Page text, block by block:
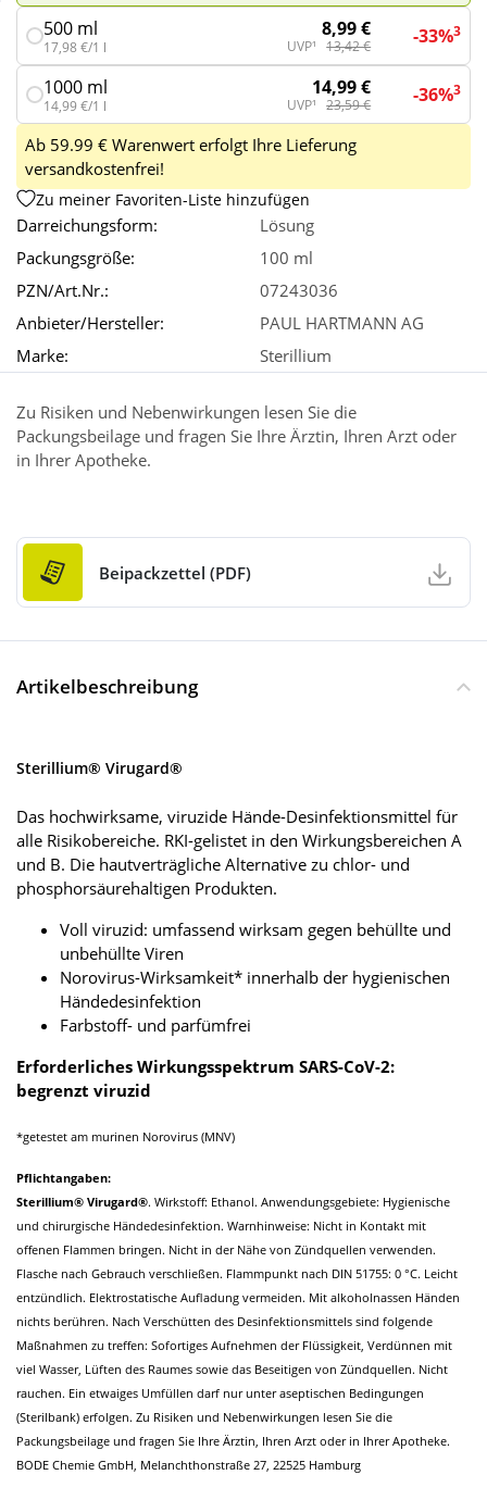
500 ml
17,98 €/1 l
8,99 €
UVP¹ 13,42 € -33%3
1000 ml
14,99 €/1 l
14,99 €
UVP¹ 23,59 € -36%3
Ab 59.99 € Warenwert erfolgt Ihre Lieferung
versandkostenfrei!
Zu meiner Favoriten-Liste hinzufügen
Darreichungsform:
Lösung
Packungsgröße:
100 ml
PZN/Art.Nr.:
07243036
Anbieter/Hersteller:
PAUL HARTMANN AG
Marke:
Sterillium
Zu Risiken und Nebenwirkungen lesen Sie die
Packungsbeilage und fragen Sie Ihre Ärztin, Ihren Arzt oder
in Ihrer Apotheke.
Beipackzettel (PDF)
Artikelbeschreibung
Sterillium® Virugard®
Das hochwirksame, viruzide Hände-Desinfektionsmittel für
alle Risikobereiche. RKI-gelistet in den Wirkungsbereichen A
und B. Die hautverträgliche Alternative zu chlor- und
phosphorsäurehaltigen Produkten.
Voll viruzid: umfassend wirksam gegen behüllte und
unbehüllte Viren
Norovirus-Wirksamkeit* innerhalb der hygienischen
Händedesinfektion
Farbstoff- und parfümfrei
Erforderliches Wirkungsspektrum SARS-CoV-2:
begrenzt viruzid
*getestet am murinen Norovirus (MNV)
Pflichtangaben:
Sterillium® Virugard®. Wirkstoff: Ethanol. Anwendungsgebiete: Hygienische
und chirurgische Händedesinfektion. Warnhinweise: Nicht in Kontakt mit
offenen Flammen bringen. Nicht in der Nähe von Zündquellen verwenden.
Flasche nach Gebrauch verschließen. Flammpunkt nach DIN 51755: 0 °C. Leicht
entzündlich. Elektrostatische Aufladung vermeiden. Mit alkoholnassen Händen
nichts berühren. Nach Verschütten des Desinfektionsmittels sind folgende
Maßnahmen zu treffen: Sofortiges Aufnehmen der Flüssigkeit, Verdünnen mit
viel Wasser, Lüften des Raumes sowie das Beseitigen von Zündquellen. Nicht
rauchen. Ein etwaiges Umfüllen darf nur unter aseptischen Bedingungen
(Sterilbank) erfolgen. Zu Risiken und Nebenwirkungen lesen Sie die
Packungsbeilage und fragen Sie Ihre Ärztin, Ihren Arzt oder in Ihrer Apotheke.
BODE Chemie GmbH, Melanchthonstraße 27, 22525 Hamburg